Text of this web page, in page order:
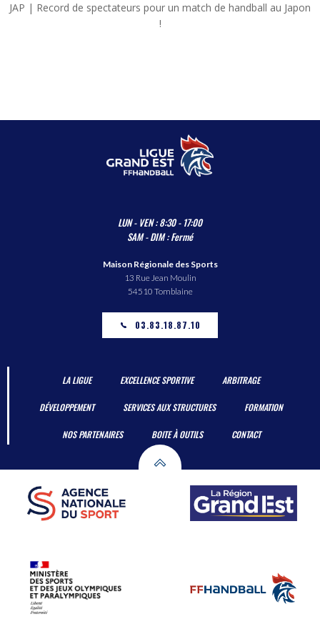
JAP | Record de spectateurs pour un match de handball au Japon
!
LUN - VEN : 8:30 - 17:00
SAM - DIM : Fermé
Maison Régionale des Sports
13 Rue Jean Moulin
54510 Tomblaine
03.83.18.87.10
LA LIGUE EXCELLENCE SPORTIVE ARBITRAGE
DÉVELOPPEMENT SERVICES AUX STRUCTURES FORMATION
NOS PARTENAIRES BOITE À OUTILS CONTACT